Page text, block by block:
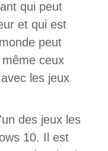
qui peut
et qui est
peut
ceux
les jeux
des jeux les
10. Il est